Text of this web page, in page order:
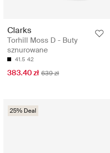
Clarks
Torhill Moss D - Buty
sznurowane
41.5 42
383.40 zł 639 zł
25% Deal